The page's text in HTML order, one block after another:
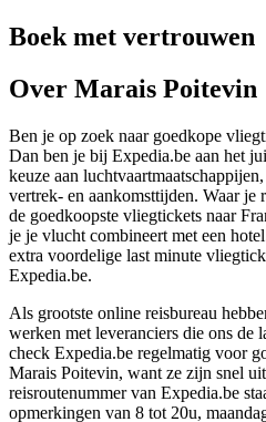
Boek met vertrouwen
Over Marais Poitevin
Ben je op zoek naar goedkope
Dan ben je bij Expedia.be aan het
keuze aan
vertrek- en aankomsttijden. Waar
de goedkoopste vliegtickets naar
je je vlucht combineert met een
extra voordelige last minute
Expedia.be.
Als grootste online reisbureau
werken met leveranciers die ons de
check Expedia.be regelmatig voor
Marais Poitevin, want ze zijn snel
reisroutenummer van Expedia.be
opmerkingen van 8 tot 20u,